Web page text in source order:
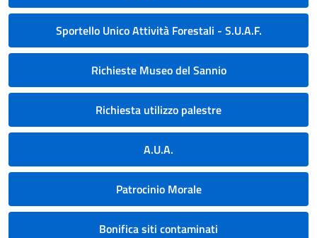
Sportello Unico Attività Forestali - S.U.A.F.
Richieste Museo del Sannio
Richiesta utilizzo palestre
A.U.A.
Patrocinio Morale
Bonifica siti contaminati